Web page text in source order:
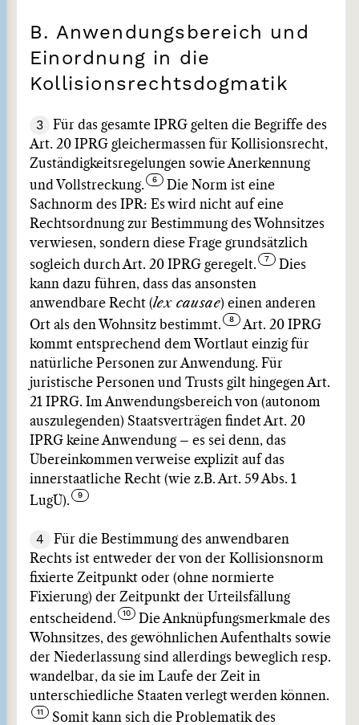
B. Anwendungsbereich und
Einordnung in die
Kollisionsrechtsdogmatik
3
Für das gesamte IPRG gelten die Begriffe des
Art. 20 IPRG gleichermassen für Kollisionsrecht,
Zuständigkeitsregelungen sowie Anerkennung
und Vollstreckung.
Die Norm ist eine
Sachnorm des IPR: Es wird nicht auf eine
Rechtsordnung zur Bestimmung des Wohnsitzes
verwiesen, sondern diese Frage grundsätzlich
sogleich durch Art. 20 IPRG geregelt.
Dies
kann dazu führen, dass das ansonsten
anwendbare Recht (lex causae) einen anderen
Ort als den Wohnsitz bestimmt.
Art. 20 IPRG
kommt entsprechend dem Wortlaut einzig für
natürliche Personen zur Anwendung. Für
juristische Personen und Trusts gilt hingegen Art.
21 IPRG. Im Anwendungsbereich von (autonom
auszulegenden) Staatsverträgen findet Art. 20
IPRG keine Anwendung – es sei denn, das
Übereinkommen verweise explizit auf das
innerstaatliche Recht (wie z.B. Art. 59 Abs. 1
LugÜ).
4
Für die Bestimmung des anwendbaren
Rechts ist entweder der von der Kollisionsnorm
fixierte Zeitpunkt oder (ohne normierte
Fixierung) der Zeitpunkt der Urteilsfällung
entscheidend.
Die Anknüpfungsmerkmale des
Wohnsitzes, des gewöhnlichen Aufenthalts sowie
der Niederlassung sind allerdings beweglich resp.
wandelbar, da sie im Laufe der Zeit in
unterschiedliche Staaten verlegt werden können.
Somit kann sich die Problematik des